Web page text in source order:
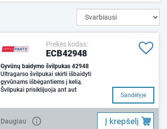
Prekės kodas:
ECB42948
Gyvūnų baidymo švilpukas 42948
Ultragarso švilpukai skirti išbaidyti
gyvūnams išbėgantiems į kelią.
Švilpukai prisiklijuoja ant aut
Sandėlyje
Daugiau Į krepšelį